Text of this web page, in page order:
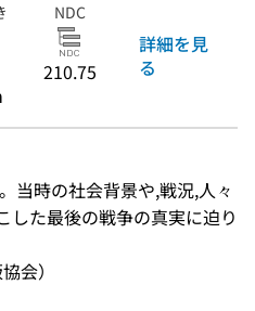
NDC
210.75
詳細を見
る
当時の社会背景や,戦況,人々
した最後の戦争の真実に迫り
会）